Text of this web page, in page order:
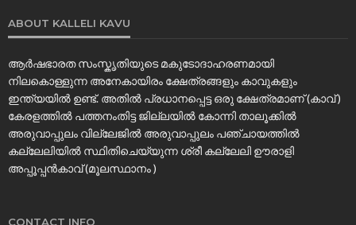
ABOUT KALLELI KAVU
ആർഷഭാരത സംസ്കൃതിയുടെ മകുടോദാഹരണമായി
നിലകൊള്ളുന്ന അനേകായിരം ക്ഷേത്രങ്ങളും കാവുകളും
ഇന്ത്യയിൽ ഉണ്ട്. അതിൽ പ്രധാനപ്പെട്ട ഒരു ക്ഷേത്രമാണ് (കാവ് )
കേരളത്തിൽ പത്തനംതിട്ട ജില്ലയിൽ കോന്നി താലൂക്കിൽ
അരുവാപ്പുലം വില്ലേജിൽ അരുവാപ്പുലം പഞ്ചായത്തിൽ
കല്ലേലിയില്‍ സ്ഥിതിചെയ്യുന്ന ശ്രീ കല്ലേലി ഊരാളി
അപ്പൂപ്പൻകാവ് (മൂലസ്ഥാനം )
CONTACT INFO